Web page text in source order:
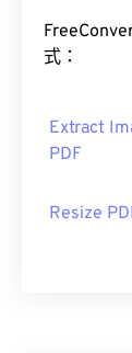
式：
Extract
PDF
Resize